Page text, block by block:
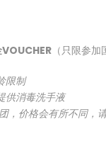
（只限参加
限制
供消毒洗手液
，价格会有所不同，